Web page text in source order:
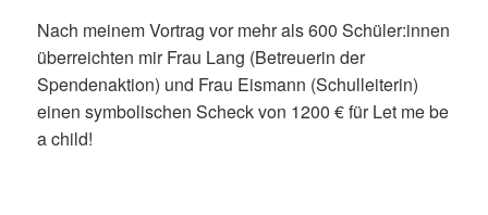
Nach meinem Vortrag vor mehr als 600 Schüler:innen
überreichten mir Frau Lang (Betreuerin der
Spendenaktion) und Frau Eismann (Schulleiterin)
einen symbolischen Scheck von 1200 € für Let me be
a child!